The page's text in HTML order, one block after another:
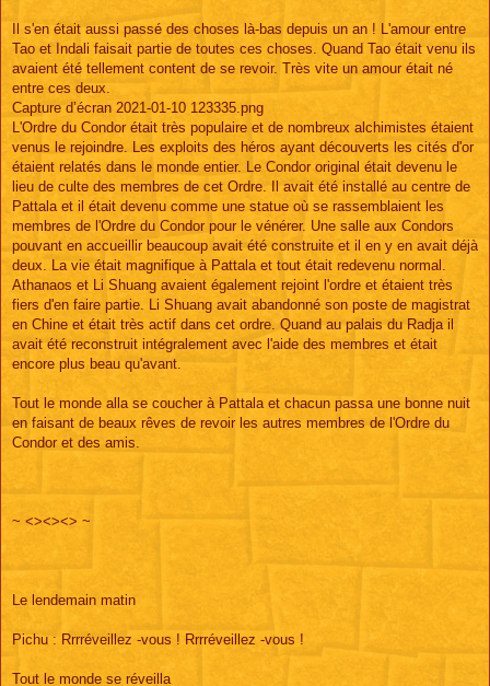
Il s'en était aussi passé des choses là-bas depuis un an ! L'amour entre
Tao et Indali faisait partie de toutes ces choses. Quand Tao était venu ils
avaient été tellement content de se revoir. Très vite un amour était né
entre ces deux.
Capture d’écran 2021-01-10 123335.png
L'Ordre du Condor était très populaire et de nombreux alchimistes étaient
venus le rejoindre. Les exploits des héros ayant découverts les cités d'or
étaient relatés dans le monde entier. Le Condor original était devenu le
lieu de culte des membres de cet Ordre. Il avait été installé au centre de
Pattala et il était devenu comme une statue où se rassemblaient les
membres de l'Ordre du Condor pour le vénérer. Une salle aux Condors
pouvant en accueillir beaucoup avait été construite et il en y en avait déjà
deux. La vie était magnifique à Pattala et tout était redevenu normal.
Athanaos et Li Shuang avaient également rejoint l'ordre et étaient très
fiers d'en faire partie. Li Shuang avait abandonné son poste de magistrat
en Chine et était très actif dans cet ordre. Quand au palais du Radja il
avait été reconstruit intégralement avec l'aide des membres et était
encore plus beau qu'avant.
Tout le monde alla se coucher à Pattala et chacun passa une bonne nuit
en faisant de beaux rêves de revoir les autres membres de l'Ordre du
Condor et des amis.
~ <><><> ~
Le lendemain matin
Pichu : Rrrréveillez -vous ! Rrrréveillez -vous !
Tout le monde se réveilla